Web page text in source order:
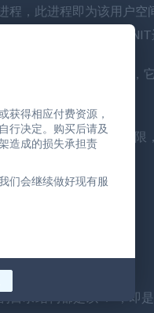
程，此进程即为该用户空
每个用户空间做个假
的几个地方查找它，
前用户空间中有超级权限
可使用
目录结构都是以 `/`，即
获得相应付费资源，
行决定。购买后请及
造成的损失承担责
们会继续做好现有服